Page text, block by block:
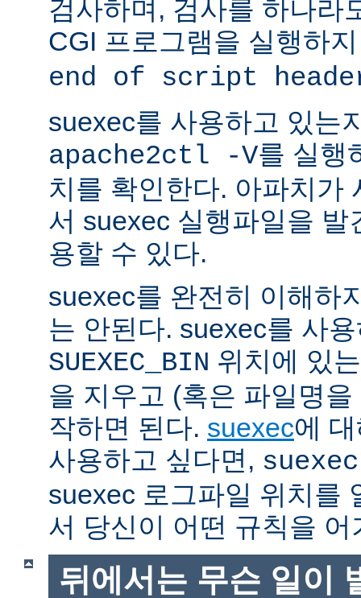
검사하며, 검사를 하나라
CGI 프로그램을 실행하
end of script
suexec를 사용하고 있는
apache2ctl -V를 실행
치를 확인한다. 아파치가
서 suexec 실행파일을 발
용할 수 있다.
suexec를 완전히 이해하
는 안된다. suexec를 사
SUEXEC_BIN 위치에 있
을 지우고 (혹은 파일명
작하면 된다. suexec에
사용하고 싶다면,
suexec 로그파일 위치를
서 당신이 어떤 규칙을
뒤에서는 무슨 일이